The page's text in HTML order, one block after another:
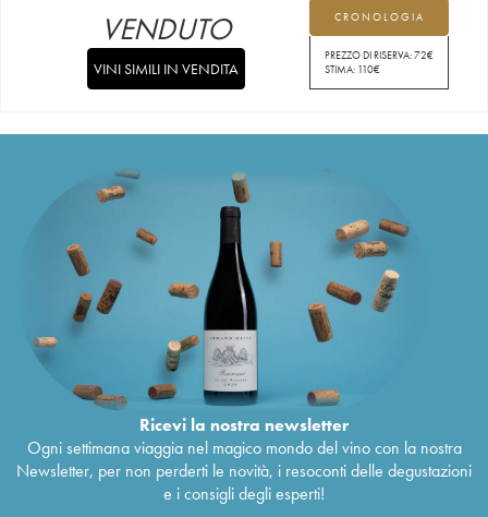
CRONOLOGIA
PREZZO DI RISERVA:72€
STIMA: 110€
VENDUTO
VINI SIMILI IN VENDITA
Ricevi la nostra newsletter
Ogni settimana viaggia nel magico mondo del vino con la nostra
Newsletter, per non perderti le novità, i resoconti delle degustazioni
e i consigli degli esperti!